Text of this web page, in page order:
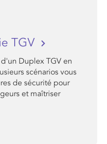
TGV
Duplex TGV en
scénarios vous
de sécurité pour
et maîtriser